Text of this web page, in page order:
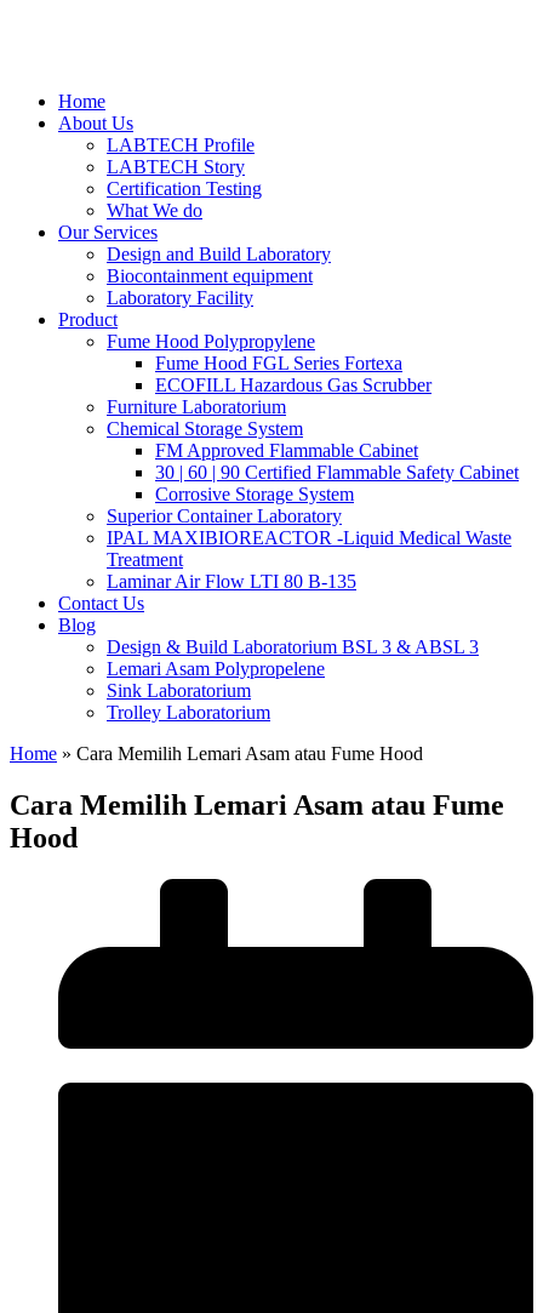
Home
About Us
LABTECH Profile
LABTECH Story
Certification Testing
What We do
Our Services
Design and Build Laboratory
Biocontainment equipment
Laboratory Facility
Product
Fume Hood Polypropylene
Fume Hood FGL Series Fortexa
ECOFILL Hazardous Gas Scrubber
Furniture Laboratorium
Chemical Storage System
FM Approved Flammable Cabinet
30 | 60 | 90 Certified Flammable Safety Cabinet
Corrosive Storage System
Superior Container Laboratory
IPAL MAXIBIOREACTOR -Liquid Medical Waste
Treatment
Laminar Air Flow LTI 80 B-135
Contact Us
Blog
Design & Build Laboratorium BSL 3 & ABSL 3
Lemari Asam Polypropelene
Sink Laboratorium
Trolley Laboratorium
Home » Cara Memilih Lemari Asam atau Fume Hood
Cara Memilih Lemari Asam atau Fume
Hood